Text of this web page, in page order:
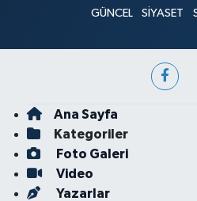
GÜNCEL SİYASET
Ana Sayfa
Kategoriler
Foto Galeri
Video
Yazarlar